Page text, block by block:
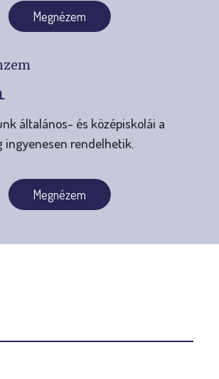
Megnézem
általános- és középiskolái a
ingyenesen rendelhetik.
Megnézem